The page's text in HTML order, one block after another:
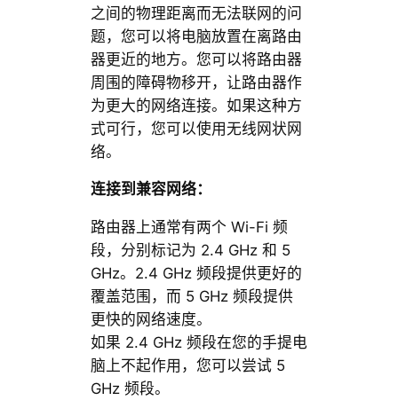
之间的物理距离而无法联网的问
题，您可以将电脑放置在离路由
器更近的地方。您可以将路由器
周围的障碍物移开，让路由器作
为更大的网络连接。如果这种方
式可行，您可以使用无线网状网
络。
连接到兼容网络：
路由器上通常有两个 Wi-Fi 频
段，分别标记为 2.4 GHz 和 5
GHz。2.4 GHz 频段提供更好的
覆盖范围，而 5 GHz 频段提供
更快的网络速度。
如果 2.4 GHz 频段在您的手提电
脑上不起作用，您可以尝试 5
GHz 频段。